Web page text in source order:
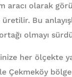
olarak
üretilir. Bu
olmayı
her ölçekte
Çekmeköy